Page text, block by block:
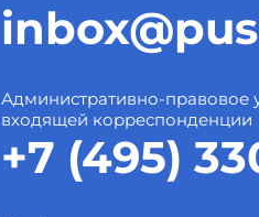
Административно-правовое
входящей корреспонденции
+7 (495)